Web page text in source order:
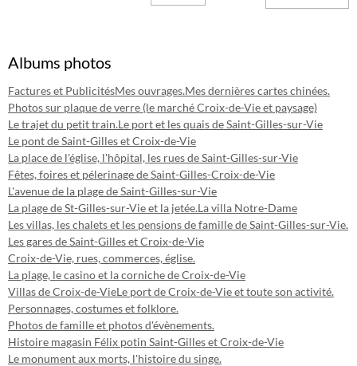
Albums photos
Factures et PublicitésMes ouvrages.Mes dernières cartes chinées.
Photos sur plaque de verre (le marché Croix-de-Vie et paysage)
Le trajet du petit train.Le port et les quais de Saint-Gilles-sur-Vie
Le pont de Saint-Gilles et Croix-de-Vie
La place de l'église, l'hôpital, les rues de Saint-Gilles-sur-Vie
Fêtes, foires et pélerinage de Saint-Gilles-Croix-de-Vie
L'avenue de la plage de Saint-Gilles-sur-Vie
La plage de St-Gilles-sur-Vie et la jetée.La villa Notre-Dame
Les villas, les chalets et les pensions de famille de Saint-Gilles-sur-Vie.
Les gares de Saint-Gilles et Croix-de-Vie
Croix-de-Vie, rues, commerces, église.
La plage, le casino et la corniche de Croix-de-Vie
Villas de Croix-de-VieLe port de Croix-de-Vie et toute son activité.
Personnages, costumes et folklore.
Photos de famille et photos d'évènements.
Histoire magasin Félix potin Saint-Gilles et Croix-de-Vie
Le monument aux morts, l'histoire du singe.